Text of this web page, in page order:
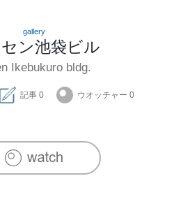
gallery
セン池袋ビル
Ikebukuro bldg.
記事 0 ウオッチャー 0